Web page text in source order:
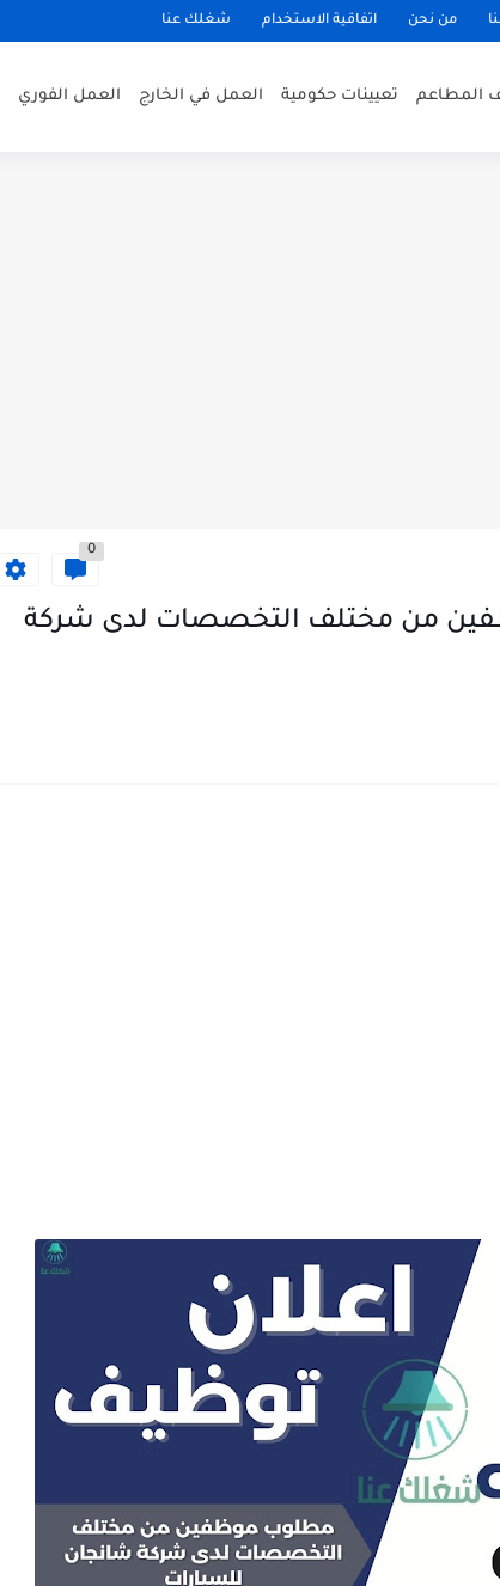
من نحن اتفاقية الاستخدام شغلك عنا
المطاعم تعيينات حكومية العمل في الخارج العمل الفوري
0
من مختلف التخصصات لدى شركة